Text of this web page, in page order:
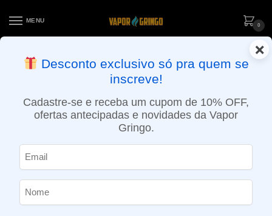
MENU
0
ENTREGA NO MESMO DIA EM SÃO PAULO (SEG A SEX): PEDIDOS
APROVADOS ATÉ 15:30 VIA MOTOBOY
×
Desconto exclusivo só pra quem se
inscreve!
Cadastre-se e receba um cupom de 10% OFF,
ofertas antecipadas e novidades da Vapor
Gringo.